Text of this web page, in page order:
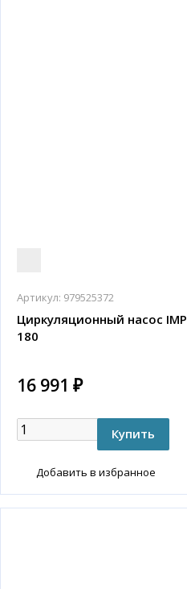
Артикул: 979525372
Циркуляционный насос
180
16 991 ₽
Добавить в избранное